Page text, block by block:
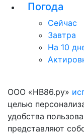
Погода
Сейчас
Завтра
На 10
ООО «НВ86.ру»
целью
удобства
представляют